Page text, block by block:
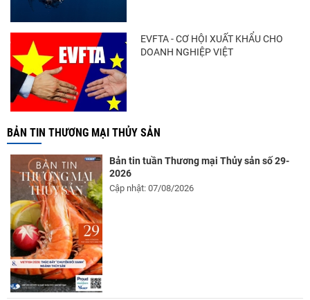
EVFTA - CƠ HỘI XUẤT KHẨU CHO
DOANH NGHIỆP VIỆT
BẢN TIN THƯƠNG MẠI THỦY SẢN
Bản tin tuần Thương mại Thủy sản số 29-
2026
Cập nhật: 07/08/2026